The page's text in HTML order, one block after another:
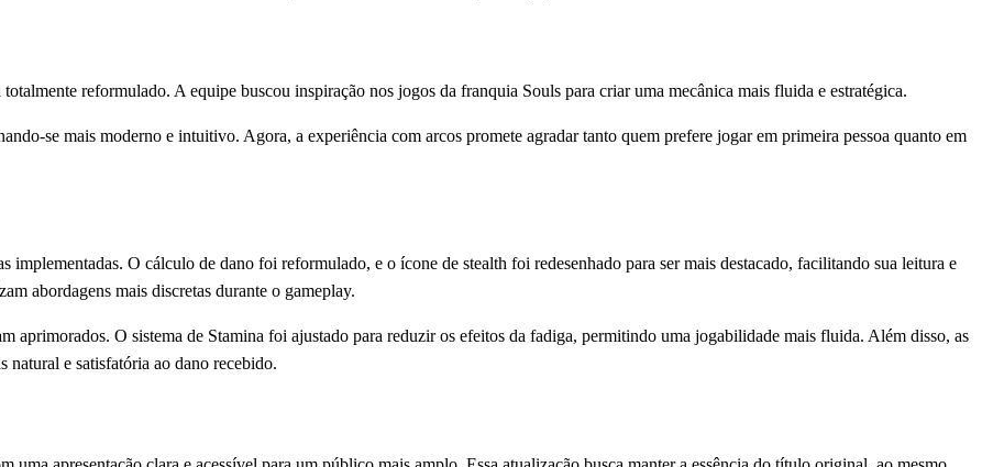
reformulado. A equipe buscou inspiração nos jogos da franquia Souls para criar uma mecânica mais fluida e estratégica.
se mais moderno e intuitivo. Agora, a experiência com arcos promete agradar tanto quem prefere jogar em primeira pessoa quanto em
implementadas. O cálculo de dano foi reformulado, e o ícone de stealth foi redesenhado para ser mais destacado, facilitando sua leitura e
abordagens mais discretas durante o gameplay.
aprimorados. O sistema de Stamina foi ajustado para reduzir os efeitos da fadiga, permitindo uma jogabilidade mais fluida. Além disso, as
natural e satisfatória ao dano recebido.